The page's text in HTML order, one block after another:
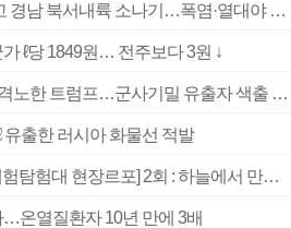
부산 울산 경남 구름 많고 경남 북서내륙 소나기…폭염·열대야 계속
ℓ당 1849원… 전주보다 3원 ↓
‘탄약 부족 사태’ 보도에 격노한 트럼프…군사기밀 유출자 색출 지시
유출한 러시아 화물선 적발
[2026 부산청소년극지체험탐험대 현장르포] 2회 : 하늘에서 만난 얼음의 나라
온열질환자 10년 만에 3배